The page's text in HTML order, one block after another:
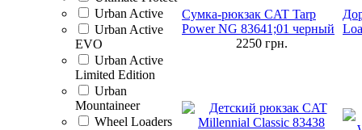
Urban Active
Urban Active
EVO
Urban Active
Limited Edition
Urban
Mountaineer
Wheel Loaders
Сумка-рюкзак CAT Tarp
Power NG 83641;01 черный
2250грн.